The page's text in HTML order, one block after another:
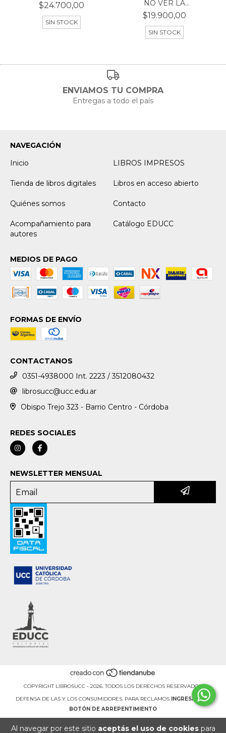
Al navegar por este sitio aceptás el uso de cookiespara
$24.700,00
SIN STOCK
NO VER LA
INSEGURIDAD
$19.900,00
SIN STOCK
ENVIAMOS TU COMPRA
Entregas a todo el país
NAVEGACIÓN
Inicio
LIBROS IMPRESOS
Tienda de libros digitales Libros en acceso abierto
Quiénes somos Contacto
Acompañamiento para
autores
Catálogo EDUCC
MEDIOS DE PAGO
FORMAS DE ENVÍO
CONTACTANOS
0351-4938000 Int. 2223 / 3512080432
librosucc@ucc.edu.ar
Obispo Trejo 323 - Barrio Centro - Córdoba
REDES SOCIALES
NEWSLETTER MENSUAL
COPYRIGHT LIBROSUCC - 2026. TODOS LOS DERECHOS RESERVADOS.
DEFENSA DE LAS Y LOS CONSUMIDORES. PARA RECLAMOS INGRESÁ ACÁ.
BOTÓN DE ARREPENTIMIENTO